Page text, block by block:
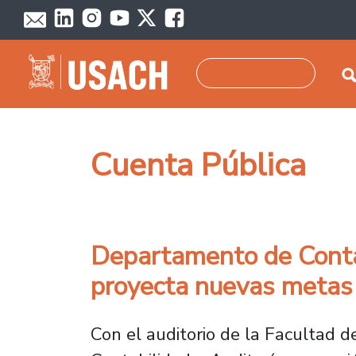
Pasar al contenido principal
Cuenta Pública
Departamento de
proyecta nuevas
Con el auditorio de la Facultad